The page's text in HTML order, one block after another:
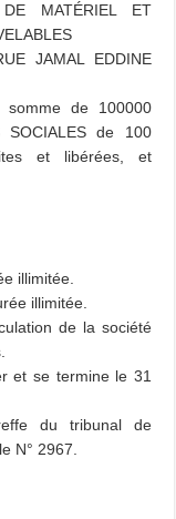
DE MATÉRIEL ET
JAMAL EDDINE
de 100000
de 100
et libérées, et
illimitée.
illimitée.
de la société
et se termine le 31
du tribunal de
N° 2967.